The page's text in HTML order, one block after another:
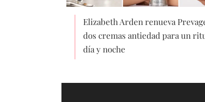
Elizabeth Arden renueva
dos cremas antiedad para un
día y noche